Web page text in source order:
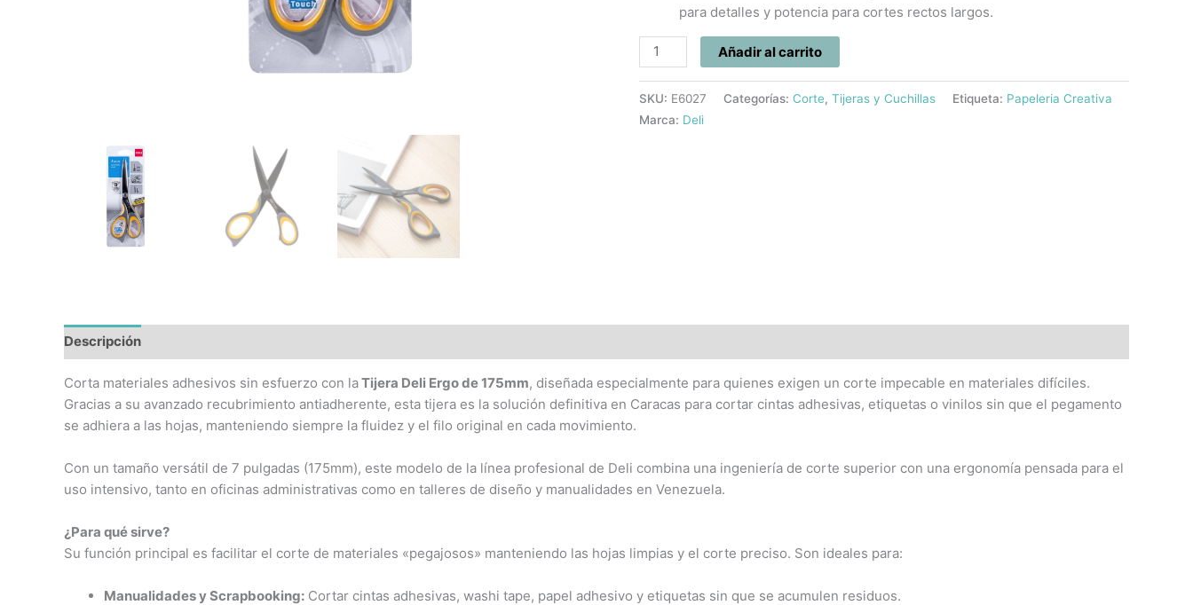
para detalles y potencia para cortes rectos largos.
Añadir al carrito
SKU: E6027 Categorías: Corte, Tijeras y Cuchillas Etiqueta: Papeleria Creativa
Marca: Deli
Descripción
Corta materiales adhesivos sin esfuerzo con laTijera Deli Ergo de 175mm, diseñada especialmente para quienes exigen un corte impecable en materiales difíciles.
Gracias a su avanzado recubrimiento antiadherente, esta tijera es la solución definitiva en Caracas para cortar cintas adhesivas, etiquetas o vinilos sin que el pegamento
se adhiera a las hojas, manteniendo siempre la fluidez y el filo original en cada movimiento.
Con un tamaño versátil de 7 pulgadas (175mm), este modelo de la línea profesional de Deli combina una ingeniería de corte superior con una ergonomía pensada para el
uso intensivo, tanto en oficinas administrativas como en talleres de diseño y manualidades en Venezuela.
¿Para qué sirve?
Su función principal es facilitar el corte de materiales «pegajosos» manteniendo las hojas limpias y el corte preciso. Son ideales para:
Manualidades y Scrapbooking: Cortar cintas adhesivas, washi tape, papel adhesivo y etiquetas sin que se acumulen residuos.